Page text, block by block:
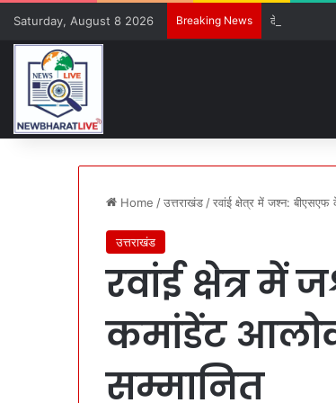
Saturday, August 8 2026 Breaking News देवप्रयाग-पौड़ी
Home /उत्तराखंड /रवांई क्षेत्र में जश्न:
उत्तराखंड
रवांई क्षेत्र
कमांडेंट
सम्मानित